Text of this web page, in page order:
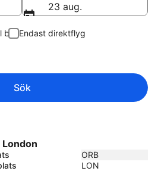
23 aug.
bil
Endast direktflyg
Sök
ORB
LON